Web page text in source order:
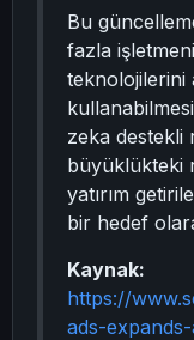
Bu
fazla
teknolojilerini
zeka destekli
büyüklükteki
yatırım
bir hedef
Kaynak:
https://
ads-